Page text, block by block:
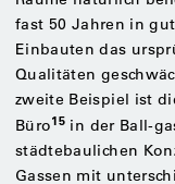
fast 50 Jahren in
Einbauten das
Qualitäten
zweite Beispiel ist
Büro15 in der Ball-
städtebaulichen
Gassen mit